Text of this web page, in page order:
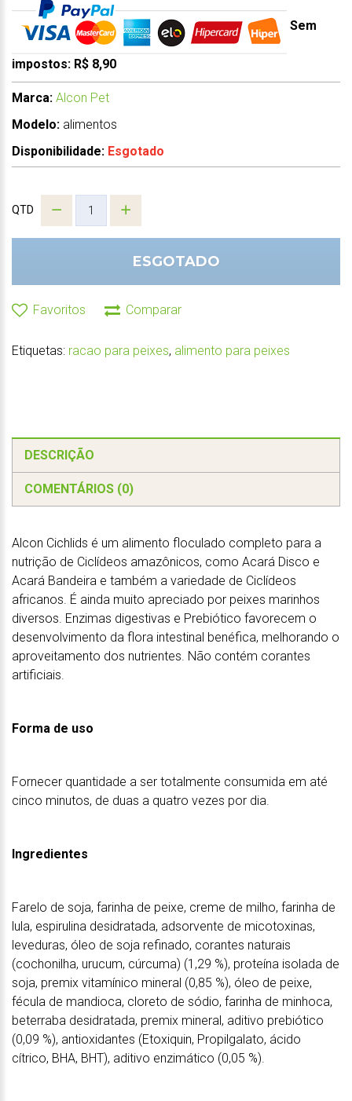
Sem
impostos: R$ 8,90
Marca: Alcon Pet
Modelo: alimentos
Disponibilidade: Esgotado
QTD
ESGOTADO
Favoritos Comparar
Etiquetas: racao para peixes, alimento para peixes
DESCRIÇÃO
COMENTÁRIOS (0)
Alcon Cichlids é um alimento floculado completo para a
nutrição de Ciclídeos amazônicos, como Acará Disco e
Acará Bandeira e também a variedade de Ciclídeos
africanos. É ainda muito apreciado por peixes marinhos
diversos. Enzimas digestivas e Prebiótico favorecem o
desenvolvimento da flora intestinal benéfica, melhorando o
aproveitamento dos nutrientes. Não contém corantes
artificiais.
Forma de uso
Fornecer quantidade a ser totalmente consumida em até
cinco minutos, de duas a quatro vezes por dia.
Ingredientes
Farelo de soja, farinha de peixe, creme de milho, farinha de
lula, espirulina desidratada, adsorvente de micotoxinas,
leveduras, óleo de soja refinado, corantes naturais
(cochonilha, urucum, cúrcuma) (1,29 %), proteína isolada de
soja, premix vitamínico mineral (0,85 %), óleo de peixe,
fécula de mandioca, cloreto de sódio, farinha de minhoca,
beterraba desidratada, premix mineral, aditivo prebiótico
(0,09 %), antioxidantes (Etoxiquin, Propilgalato, ácido
cítrico, BHA, BHT), aditivo enzimático (0,05 %).